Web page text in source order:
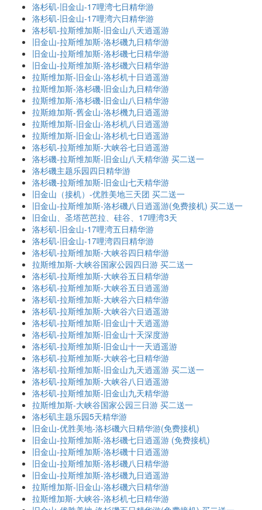
洛杉矶-旧金山-17哩湾七日精华游
洛杉矶-旧金山-17哩湾六日精华游
洛杉矶-拉斯维加斯-旧金山八天逍遥游
旧金山-拉斯维加斯-洛杉磯九日精华游
旧金山-拉斯维加斯-洛杉磯七日精华游
旧金山-拉斯维加斯-洛杉磯六日精华游
拉斯维加斯-旧金山-洛杉机十日逍遥游
拉斯维加斯-洛杉磯-旧金山九日精华游
拉斯维加斯-洛杉磯-旧金山八日精华游
拉斯維加斯-舊金山-洛杉機九日逍遥游
拉斯维加斯-旧金山-洛杉机八日逍遥游
拉斯维加斯-旧金山-洛杉机七日逍遥游
洛杉矶-拉斯维加斯-大峡谷七日逍遥游
洛杉磯-拉斯维加斯-旧金山八天精华游 买二送一
洛杉磯主题乐园四日精华游
洛杉磯-拉斯维加斯-旧金山七天精华游
旧金山（接机）-优胜美地三天团 买二送一
旧金山-拉斯维加斯-洛杉磯八日逍遥游(免费接机) 买二送一
旧金山、圣塔芭芭拉、硅谷、17哩湾3天
洛杉矶-旧金山-17哩湾五日精华游
洛杉矶-旧金山-17哩湾四日精华游
洛杉矶-拉斯维加斯-大峡谷四日精华游
拉斯维加斯-大峡谷国家公园四日游 买二送一
洛杉矶-拉斯维加斯-大峡谷五日精华游
洛杉矶-拉斯维加斯-大峡谷五日逍遥游
洛杉矶-拉斯维加斯-大峡谷六日精华游
洛杉矶-拉斯维加斯-大峡谷六日逍遥游
洛杉矶-拉斯维加斯-旧金山十天逍遥游
洛杉矶-拉斯维加斯-旧金山十天深度游
洛杉矶-拉斯维加斯-旧金山十一天逍遥游
洛杉矶-拉斯维加斯-大峡谷七日精华游
洛杉矶-拉斯维加斯-旧金山九天逍遥游 买二送一
洛杉矶-拉斯维加斯-大峡谷八日逍遥游
洛杉矶-拉斯维加斯-旧金山九天精华游
拉斯维加斯-大峡谷国家公园三日游 买二送一
洛杉矶主题乐园5天精华游
旧金山-优胜美地-洛杉磯六日精华游(免费接机)
旧金山-拉斯维加斯-洛杉磯七日逍遥游 (免费接机)
旧金山-拉斯维加斯-洛杉磯十日逍遥游
旧金山-拉斯维加斯-洛杉磯八日精华游
旧金山-拉斯维加斯-洛杉磯九日逍遥游
拉斯维加斯-旧金山-洛杉磯六日精华游
拉斯维加斯-大峡谷-洛杉机七日精华游